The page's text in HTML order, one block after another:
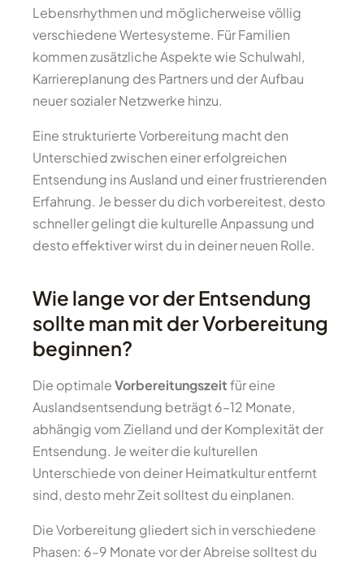
Lebensrhythmen und möglicherweise völlig
verschiedene Wertesysteme. Für Familien
kommen zusätzliche Aspekte wie Schulwahl,
Karriereplanung des Partners und der Aufbau
neuer sozialer Netzwerke hinzu.
Eine strukturierte Vorbereitung macht den
Unterschied zwischen einer erfolgreichen
Entsendung ins Ausland und einer frustrierenden
Erfahrung. Je besser du dich vorbereitest, desto
schneller gelingt die kulturelle Anpassung und
desto effektiver wirst du in deiner neuen Rolle.
Wie lange vor der Entsendung
sollte man mit der Vorbereitung
beginnen?
Die optimaleVorbereitungszeitfür eine
Auslandsentsendung beträgt 6–12 Monate,
abhängig vom Zielland und der Komplexität der
Entsendung. Je weiter die kulturellen
Unterschiede von deiner Heimatkultur entfernt
sind, desto mehr Zeit solltest du einplanen.
Die Vorbereitung gliedert sich in verschiedene
Phasen: 6–9 Monate vor der Abreise solltest du